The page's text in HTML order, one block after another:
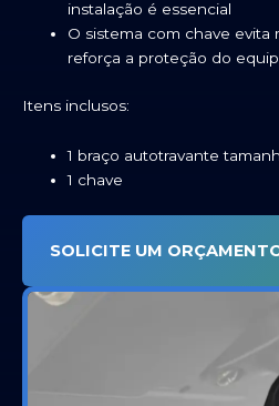
instalação é essencial
O sistema com chave evita
reforça a proteção do
Itens inclusos:
1 braço autotravante
1 chave
SOLICITE UM